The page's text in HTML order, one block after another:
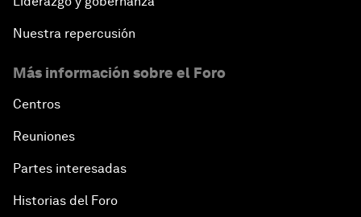
Nuestra repercusión
Más información sobre el Foro
Centros
Reuniones
Partes interesadas
Historias del Foro